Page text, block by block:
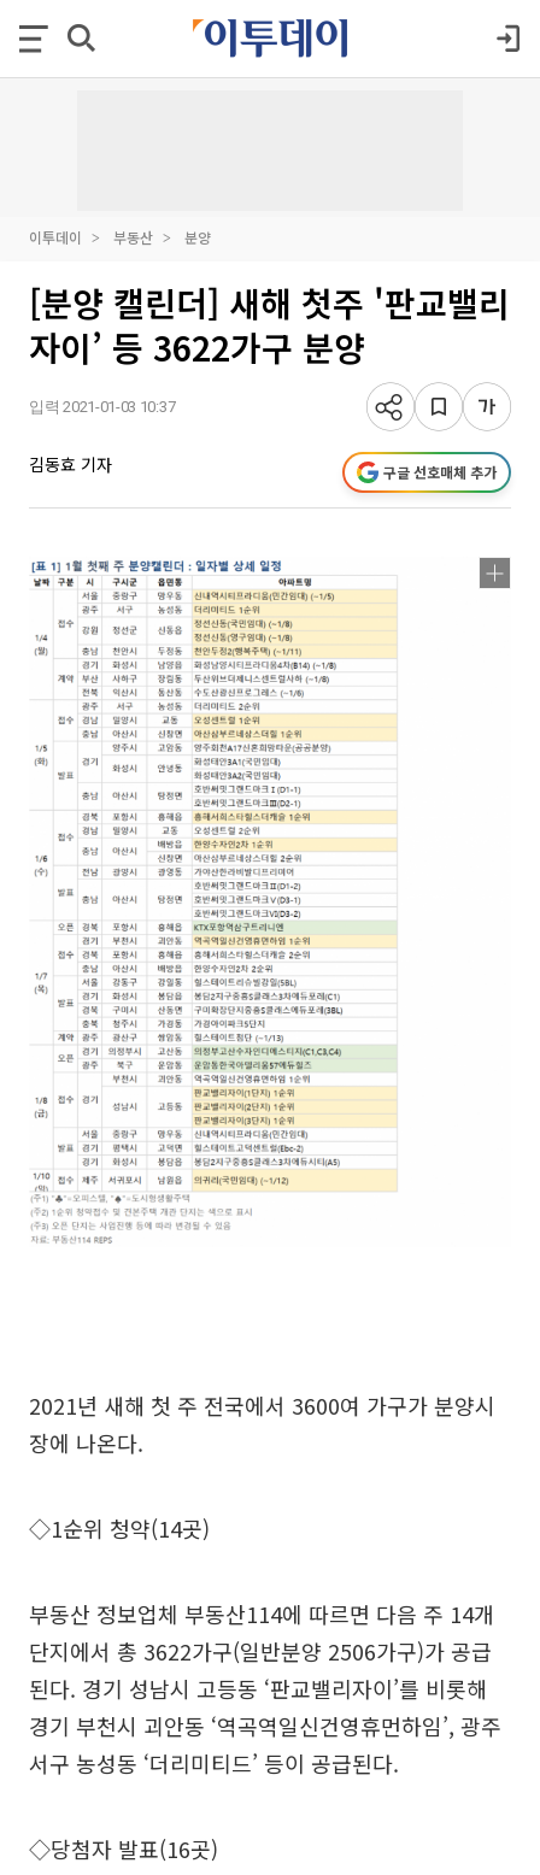
이투데이 부동산 분양
[분양 캘린더] 새해 첫주 '판교밸리
자이’ 등 3622가구 분양
입력 2021-01-03 10:37
김동효 기자 구글 선호매체 추가
2021년 새해 첫 주 전국에서 3600여 가구가 분양시
장에 나온다.
◇1순위 청약(14곳)
부동산 정보업체 부동산114에 따르면 다음 주 14개
단지에서 총 3622가구(일반분양 2506가구)가 공급
된다. 경기 성남시 고등동 ‘판교밸리자이’를 비롯해
경기 부천시 괴안동 ‘역곡역일신건영휴먼하임’, 광주
서구 농성동 ‘더리미티드’ 등이 공급된다.
◇당첨자 발표(16곳)